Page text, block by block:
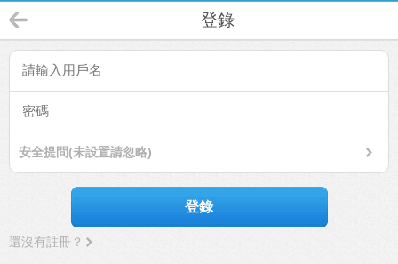
登錄
安全提問(未設置請忽略)
登錄
還沒有註冊？